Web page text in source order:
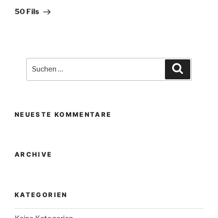
Beitrag
50 Fils
NEUESTE KOMMENTARE
ARCHIVE
KATEGORIEN